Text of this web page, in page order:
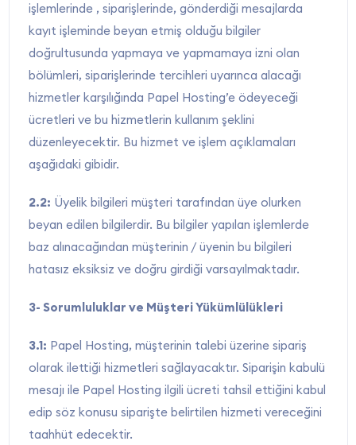
işlemlerinde , siparişlerinde, gönderdiği mesajlarda
kayıt işleminde beyan etmiş olduğu bilgiler
doğrultusunda yapmaya ve yapmamaya izni olan
bölümleri, siparişlerinde tercihleri uyarınca alacağı
hizmetler karşılığında Papel Hosting’e ödeyeceği
ücretleri ve bu hizmetlerin kullanım şeklini
düzenleyecektir. Bu hizmet ve işlem açıklamaları
aşağıdaki gibidir.
2.2: Üyelik bilgileri müşteri tarafından üye olurken
beyan edilen bilgilerdir. Bu bilgiler yapılan işlemlerde
baz alınacağından müşterinin / üyenin bu bilgileri
hatasız eksiksiz ve doğru girdiği varsayılmaktadır.
3- Sorumluluklar ve Müşteri Yükümlülükleri
3.1: Papel Hosting, müşterinin talebi üzerine sipariş
olarak ilettiği hizmetleri sağlayacaktır. Siparişin kabulü
mesajı ile Papel Hosting ilgili ücreti tahsil ettiğini kabul
edip söz konusu siparişte belirtilen hizmeti vereceğini
taahhüt edecektir.